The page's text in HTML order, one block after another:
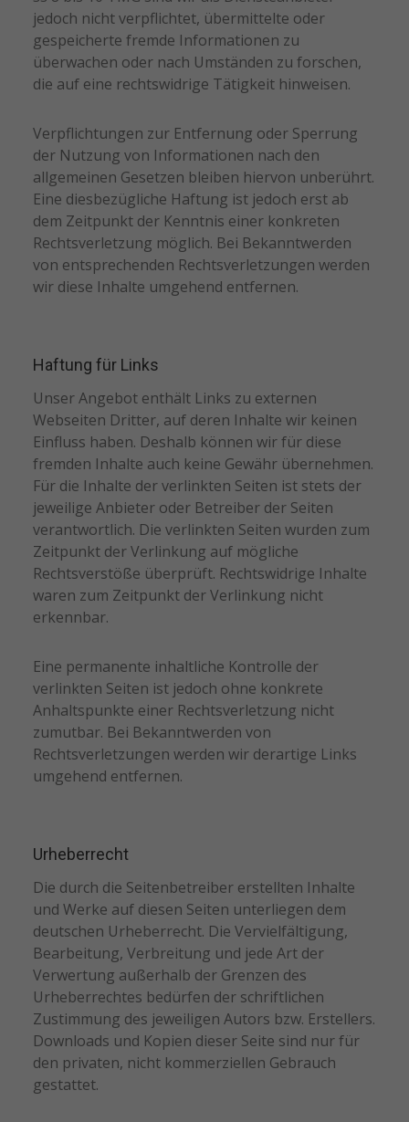
jedoch nicht verpflichtet, übermittelte oder
gespeicherte fremde Informationen zu
überwachen oder nach Umständen zu forschen,
die auf eine rechtswidrige Tätigkeit hinweisen.
Verpflichtungen zur Entfernung oder Sperrung
der Nutzung von Informationen nach den
allgemeinen Gesetzen bleiben hiervon unberührt.
Eine diesbezügliche Haftung ist jedoch erst ab
dem Zeitpunkt der Kenntnis einer konkreten
Rechtsverletzung möglich. Bei Bekanntwerden
von entsprechenden Rechtsverletzungen werden
wir diese Inhalte umgehend entfernen.
Haftung für Links
Unser Angebot enthält Links zu externen
Webseiten Dritter, auf deren Inhalte wir keinen
Einfluss haben. Deshalb können wir für diese
fremden Inhalte auch keine Gewähr übernehmen.
Für die Inhalte der verlinkten Seiten ist stets der
jeweilige Anbieter oder Betreiber der Seiten
verantwortlich. Die verlinkten Seiten wurden zum
Zeitpunkt der Verlinkung auf mögliche
Rechtsverstöße überprüft. Rechtswidrige Inhalte
waren zum Zeitpunkt der Verlinkung nicht
erkennbar.
Eine permanente inhaltliche Kontrolle der
verlinkten Seiten ist jedoch ohne konkrete
Anhaltspunkte einer Rechtsverletzung nicht
zumutbar. Bei Bekanntwerden von
Rechtsverletzungen werden wir derartige Links
umgehend entfernen.
Urheberrecht
Die durch die Seitenbetreiber erstellten Inhalte
und Werke auf diesen Seiten unterliegen dem
deutschen Urheberrecht. Die Vervielfältigung,
Bearbeitung, Verbreitung und jede Art der
Verwertung außerhalb der Grenzen des
Urheberrechtes bedürfen der schriftlichen
Zustimmung des jeweiligen Autors bzw. Erstellers.
Downloads und Kopien dieser Seite sind nur für
den privaten, nicht kommerziellen Gebrauch
gestattet.